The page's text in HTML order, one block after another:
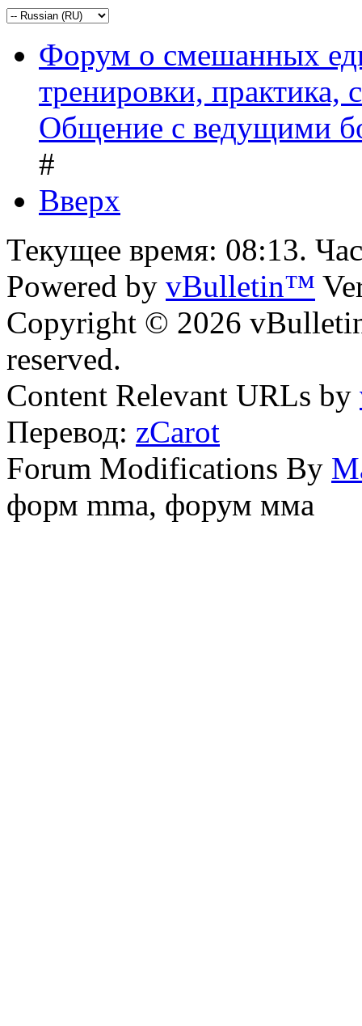
Форум о смешанных
тренировки, практика,
Общение с ведущими
#
Вверх
Текущее время: 08:13.
Powered by vBulletin™
Copyright © 2026
reserved.
Content Relevant URLs by
Перевод: zCarot
Forum Modifications By
форм mma, форум мма